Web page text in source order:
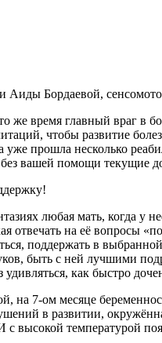
Аиды Бордаевой,
время главный враг в
чтобы развитие
прошла несколько
вашей помощи текущие
любая мать, когда у
отвечать на её вопросы
поддержать в
быть с ней лучшими
как быстро
на 7-ом месяце
в развитии,
высокой температурой